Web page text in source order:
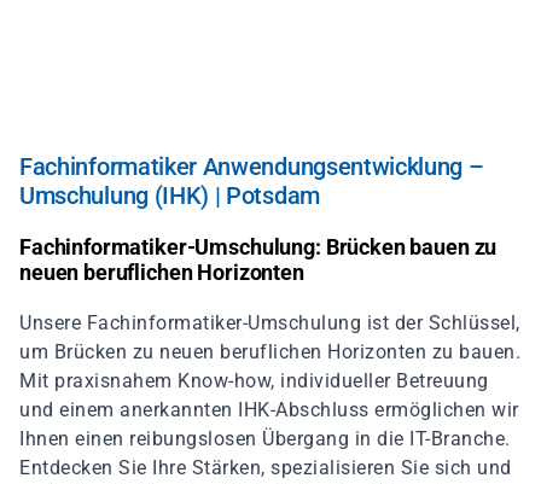
Fachinformatiker Anwendungsentwicklung –
Umschulung (IHK) | Potsdam
Fachinformatiker-Umschulung: Brücken bauen zu
neuen beruflichen Horizonten
Unsere Fachinformatiker-Umschulung ist der Schlüssel,
um Brücken zu neuen beruflichen Horizonten zu bauen.
Mit praxisnahem Know-how, individueller Betreuung
und einem anerkannten IHK-Abschluss ermöglichen wir
Ihnen einen reibungslosen Übergang in die IT-Branche.
Entdecken Sie Ihre Stärken, spezialisieren Sie sich und